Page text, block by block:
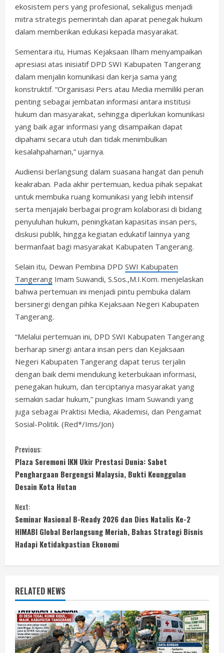
ekosistem pers yang profesional, sekaligus menjadi
mitra strategis pemerintah dan aparat penegak hukum
dalam memberikan edukasi kepada masyarakat.
Sementara itu, Humas Kejaksaan Ilham menyampaikan
apresiasi atas inisiatif DPD SWI Kabupaten Tangerang
dalam menjalin komunikasi dan kerja sama yang
konstruktif. “Organisasi Pers atau Media memiliki peran
penting sebagai jembatan informasi antara institusi
hukum dan masyarakat, sehingga diperlukan komunikasi
yang baik agar informasi yang disampaikan dapat
dipahami secara utuh dan tidak menimbulkan
kesalahpahaman,” ujarnya.
Audiensi berlangsung dalam suasana hangat dan penuh
keakraban. Pada akhir pertemuan, kedua pihak sepakat
untuk membuka ruang komunikasi yang lebih intensif
serta menjajaki berbagai program kolaborasi di bidang
penyuluhan hukum, peningkatan kapasitas insan pers,
diskusi publik, hingga kegiatan edukatif lainnya yang
bermanfaat bagi masyarakat Kabupaten Tangerang.
Selain itu, Dewan Pembina DPD SWI Kabupaten
Tangerang Imam Suwandi, S.Sos.,M.I.Kom. menjelaskan
bahwa pertemuan ini menjadi pintu pembuka dalam
bersinergi dengan pihka Kejaksaan Negeri Kabupaten
Tangerang.
“Melalui pertemuan ini, DPD SWI Kabupaten Tangerang
berharap sinergi antara insan pers dan Kejaksaan
Negeri Kabupaten Tangerang dapat terus terjalin
dengan baik demi mendukung keterbukaan informasi,
penegakan hukum, dan terciptanya masyarakat yang
semakin sadar hukum,” pungkas Imam Suwandi yang
juga sebagai Praktisi Media, Akademisi, dan Pengamat
Sosial-Politik. (Red*/Ims/Jon)
C
o
n
t
i
e
R
e
Previous:
Plaza Seremoni IKN Ukir Prestasi Dunia: Sabet
Penghargaan Bergengsi Malaysia, Bukti Keunggulan
Desain Kota Hutan
Next:
Seminar Nasional B-Ready 2026 dan Dies Natalis Ke-2
HIMABI Global Berlangsung Meriah, Bahas Strategi Bisnis
Hadapi Ketidakpastian Ekonomi
RELATED NEWS